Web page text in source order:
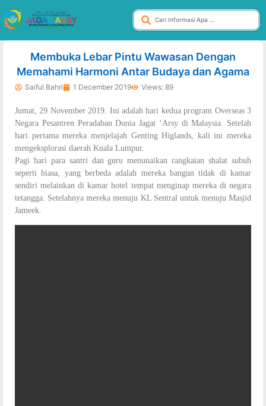
Membuka Lebar Pintu Wawasan Dengan
Memahami Harmoni Antar Budaya dan Agama
Saiful Bahri 1 December 2019 Views: 89
Jumat, 29 November 2019. Ini adalah hari kedua program Overseas 3
Negara Pesantren Peradaban Dunia Jagat ‘Arsy di Malaysia. Setelah
hari pertama mereka menjelajah Genting Higlands, kali ini mereka
mengeksplorasi daerah Kuala Lumpur.
Pagi hari para santri dan guru menunaikan rangkaian shalat subuh
seperti biasa, yang berbeda adalah mereka bangun tidak di kamar
sendiri melainkan di kamar hotel tempat menginap mereka di negara
tetangga. Setelahnya mereka menuju KL Sentral untuk menuju Masjid
Jameek.